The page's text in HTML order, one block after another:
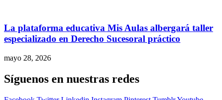
La plataforma educativa Mis Aulas albergará taller
especializado en Derecho Sucesoral práctico
mayo 28, 2026
Síguenos en nuestras redes